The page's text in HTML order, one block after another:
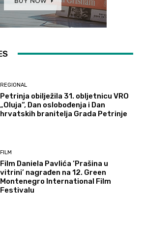
REGIONAL
Petrinja obilježila 31. obljetnicu VRO
„Oluja“, Dan oslobođenja i Dan
hrvatskih branitelja Grada Petrinje
FILM
Film Daniela Pavlića ‘Prašina u
vitrini’ nagrađen na 12. Green
Montenegro International Film
Festivalu